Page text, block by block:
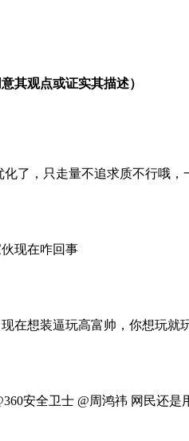
其观点或证实其描述）
了，只走量不追求质不行哦
现在咋回事
在想装逼玩高富帅，你想玩
安全卫士 @周鸿祎 网民还